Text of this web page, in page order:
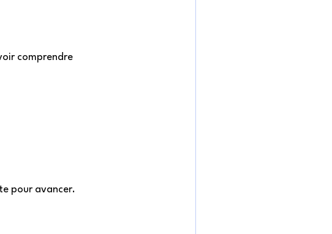
comprendre
pour avancer.